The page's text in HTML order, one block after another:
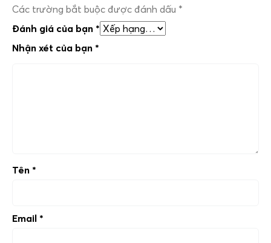
Các trường bắt buộc được đánh dấu *
Đánh giá của bạn *
Nhận xét của bạn *
Tên *
Email *